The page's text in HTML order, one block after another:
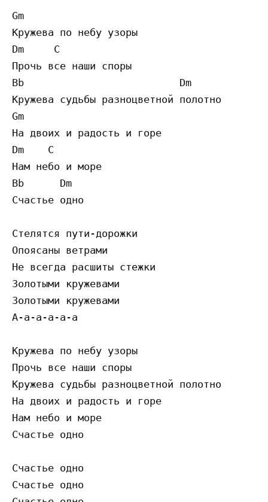
Gm
Кружева по небу узоры
Dm     C
Прочь все наши споры
Bb                          Dm
Кружева судьбы разноцветной полотно
Gm
На двоих и радость и горе
Dm    C
Нам небо и море
Bb      Dm
Счастье одно
Стелятся пути-дорожки
Опоясаны ветрами
Не всегда расшиты стежки
Золотыми кружевами
Золотыми кружевами
А-а-а-а-а-а
Кружева по небу узоры
Прочь все наши споры
Кружева судьбы разноцветной полотно
На двоих и радость и горе
Нам небо и море
Счастье одно
Счастье одно
Счастье одно